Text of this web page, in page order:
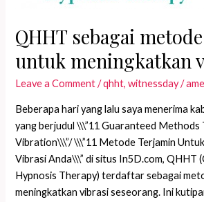
QHHT sebagai
untuk meningkatkan
Leave a Comment /qhht,witnessday/
Beberapa hari yang lalu saya menerima
yang berjudul \\\”11 Guaranteed Methods
Vibration\\\”/ \\\”11 Metode Terjamin
Vibrasi Anda\\\” di situs In5D.com, QHHT
Hypnosis Therapy) terdaftar sebagai
meningkatkan vibrasi seseorang. Ini